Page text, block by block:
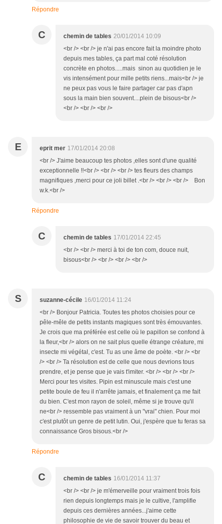
Répondre
C chemin de tables 20/01/2014 10:09
<br /> <br /> je n'ai pas encore fait la moindre photo
depuis mes tables, ça part mal coté résolution
concrète en photos.....mais sinon au quotidien je le
vis intensément pour mille petits riens...mais<br /> je
ne peux pas vous le faire partager car pas d'apn
sous la main bien souvent....plein de bisous<br />
<br /> <br /> <br />
E eprit mer 17/01/2014 20:08
<br /> J'aime beaucoup tes photos ,elles sont d'une qualité
exceptionnelle !!<br /> <br /> <br /> tes fleurs des champs
magnifiques ,merci pour ce joli billet .<br /> <br /> <br /> Bon
w.k.<br />
Répondre
C chemin de tables 17/01/2014 22:45
<br /> <br /> merci à toi de ton com, douce nuit,
bisous<br /> <br /> <br /> <br />
S suzanne-cécile 16/01/2014 11:24
<br /> Bonjour Patricia. Toutes tes photos choisies pour ce
pêle-mêle de petits instants magiques sont très émouvantes.
Je crois que ma préférée est celle où le papillon se confond à
la fleur,<br /> alors on ne sait plus quelle étrange créature, mi
insecte mi végétal, c'est. Tu as une âme de poète. <br /> <br
/> <br /> Ta résolution est de celle que nous devrions tous
prendre, et je pense que je vais t'imiter. <br /> <br /> <br />
Merci pour tes visites. Pipin est minuscule mais c'est une
petite boule de feu il n'arrête jamais, et finalement ça me fait
du bien. C'est mon rayon de soleil, même si je trouve qu'il
ne<br /> ressemble pas vraiment à un "vrai" chien. Pour moi
c'est plutôt un genre de petit lutin. Oui, j'espère que tu feras sa
connaissance Gros bisous.<br />
Répondre
C chemin de tables 16/01/2014 11:37
<br /> <br /> je m'émerveille pour vraiment trois fois
rien depuis longtemps mais je le cultive, l'amplifie
depuis ces dernières années...j'aime cette
philosophie de vie de savoir trouver du beau et